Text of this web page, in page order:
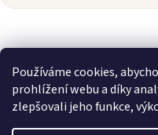
Používáme cookies,
prohlížení webu a díky
zlepšovali jeho funkce,